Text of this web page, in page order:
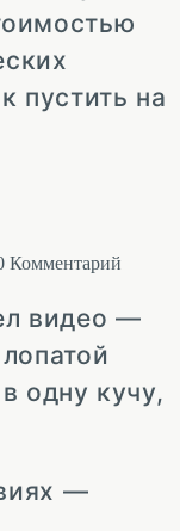
пустить на
Комментарий
видео —
одну кучу,
—